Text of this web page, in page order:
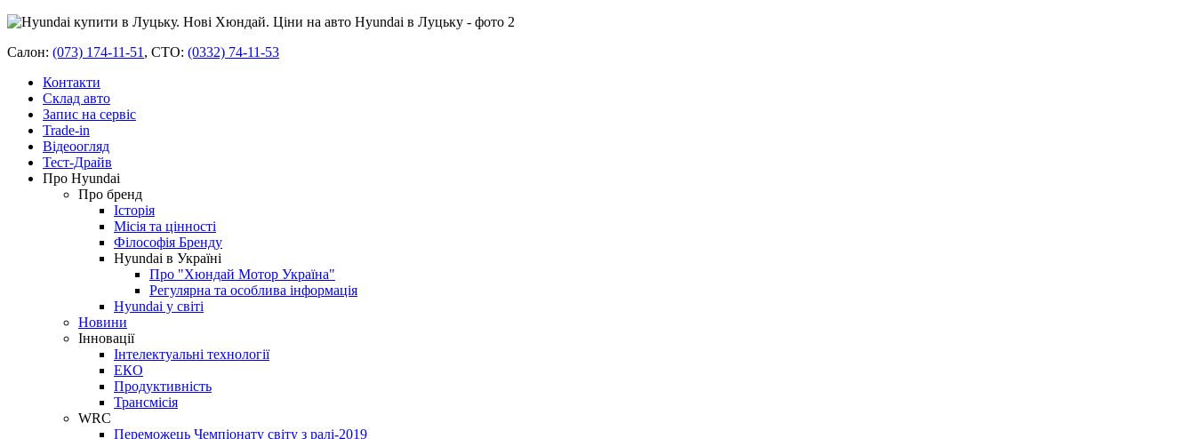
Салон: (073) 174-11-51 , СТО: (0332) 74-11-53
Контакти
Склад авто
Запис на сервіс
Trade-in
Відеоогляд
Тест-Драйв
Про Hyundai
Про бренд
Історія
Місія та цінності
Філософія Бренду
Hyundai в Україні
Про "Хюндай Мотор Україна"
Регулярна та особлива інформація
Hyundai у світі
Новини
Інновації
Інтелектуальні технології
ЕКО
Продуктивність
Трансмісія
WRC
Переможець Чемпіонату світу з ралі-2019